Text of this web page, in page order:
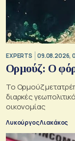
EXPERTS 09.08.2026,
Ορμούζ: Ο
Το Ορμούζ
διαρκές
οικονομίας
Λυκούργος Λιακάκος